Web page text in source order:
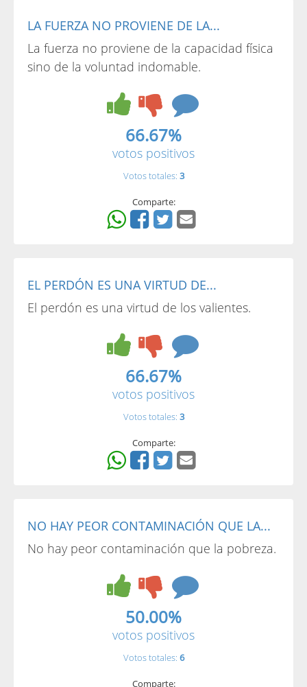
LA FUERZA NO PROVIENE DE LA...
La fuerza no proviene de la capacidad física
sino de la voluntad indomable.
66.67%
votos positivos
Votos totales: 3
Comparte:
EL PERDÓN ES UNA VIRTUD DE...
El perdón es una virtud de los valientes.
66.67%
votos positivos
Votos totales: 3
Comparte:
NO HAY PEOR CONTAMINACIÓN QUE LA...
No hay peor contaminación que la pobreza.
50.00%
votos positivos
Votos totales: 6
Comparte: